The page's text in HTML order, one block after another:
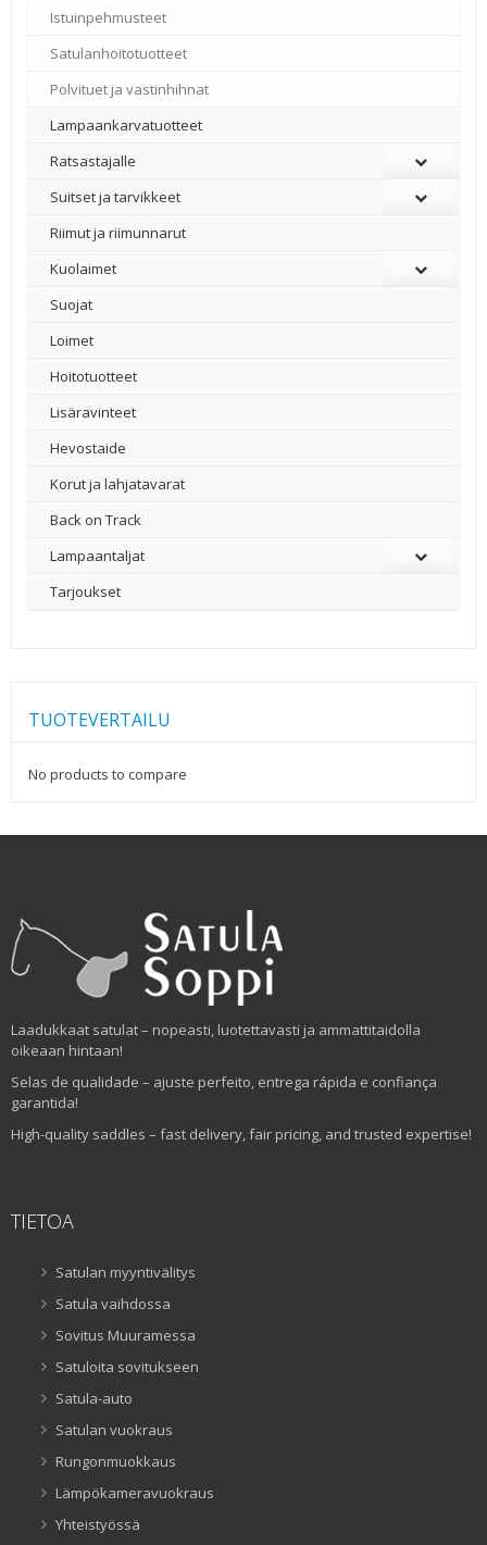
Istuinpehmusteet
Satulanhoitotuotteet
Polvituet ja vastinhihnat
Lampaankarvatuotteet
Ratsastajalle
Suitset ja tarvikkeet
Riimut ja riimunnarut
Kuolaimet
Suojat
Loimet
Hoitotuotteet
Lisäravinteet
Hevostaide
Korut ja lahjatavarat
Back on Track
Lampaantaljat
Tarjoukset
TUOTEVERTAILU
No products to compare
Laadukkaat satulat – nopeasti, luotettavasti ja ammattitaidolla
oikeaan hintaan!
Selas de qualidade – ajuste perfeito, entrega rápida e confiança
garantida!
High-quality saddles – fast delivery, fair pricing, and trusted expertise!
TIETOA
Satulan myyntivälitys
Satula vaihdossa
Sovitus Muuramessa
Satuloita sovitukseen
Satula-auto
Satulan vuokraus
Rungonmuokkaus
Lämpökameravuokraus
Yhteistyössä